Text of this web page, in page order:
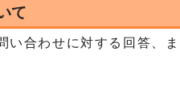
て
い合わせに対する回答、